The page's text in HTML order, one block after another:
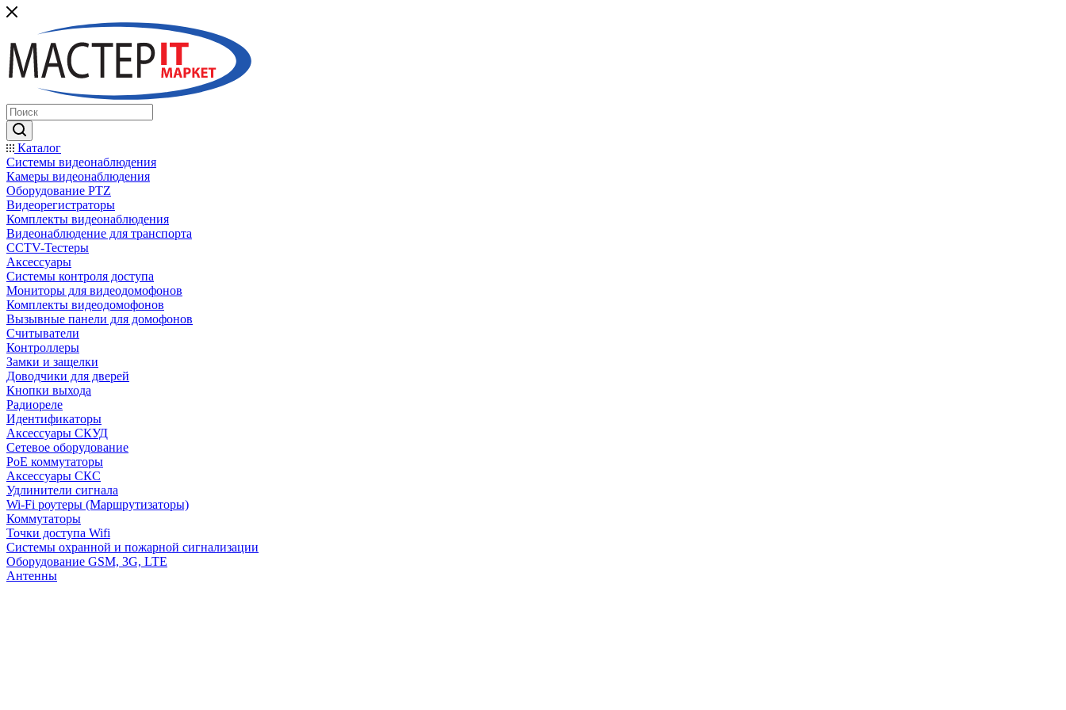
Каталог
Системы видеонаблюдения
Камеры видеонаблюдения
Оборудование PTZ
Видеорегистраторы
Комплекты видеонаблюдения
Видеонаблюдение для транспорта
CCTV-Тестеры
Аксессуары
Системы контроля доступа
Мониторы для видеодомофонов
Комплекты видеодомофонов
Вызывные панели для домофонов
Считыватели
Контроллеры
Замки и защелки
Доводчики для дверей
Кнопки выхода
Радиореле
Идентификаторы
Аксессуары СКУД
Сетевое оборудование
PoE коммутаторы
Аксессуары СКС
Удлинители сигнала
Wi-Fi роутеры (Маршрутизаторы)
Коммутаторы
Точки доступа Wifi
Системы охранной и пожарной сигнализации
Оборудование GSM, 3G, LTE
Антенны